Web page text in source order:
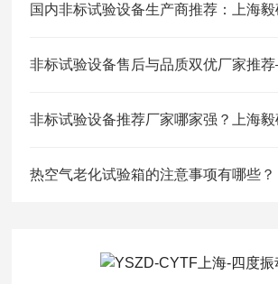
热空气老化试验箱的注意事项有哪些？